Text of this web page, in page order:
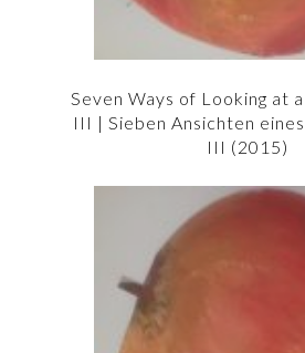
Seven Ways of Looking at
III | Sieben Ansichten
III (2015)